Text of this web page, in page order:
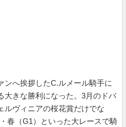
へ挨拶したC.ルメール騎手に
大きな勝利になった。3月のドバ
ルヴィニアの桜花賞だけでな
春（G1）といった大レースで騎